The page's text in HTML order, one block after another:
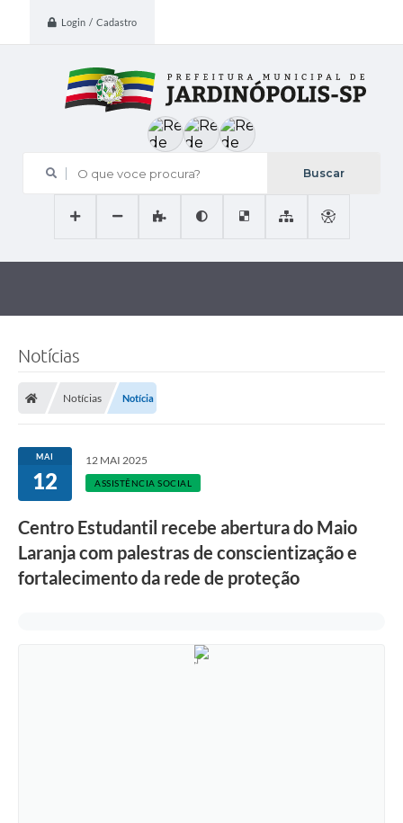
Login / Cadastro
O que voce procura?
Notícias
Notícias Notícia
MAI
12
12 MAI 2025
ASSISTÊNCIA SOCIAL
Centro Estudantil recebe abertura do Maio
Laranja com palestras de conscientização e
fortalecimento da rede de proteção